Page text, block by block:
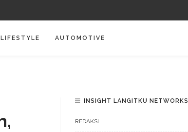
LIFESTYLE AUTOMOTIVE
INSIGHT LANGITKU NETWORKS
REDAKSI